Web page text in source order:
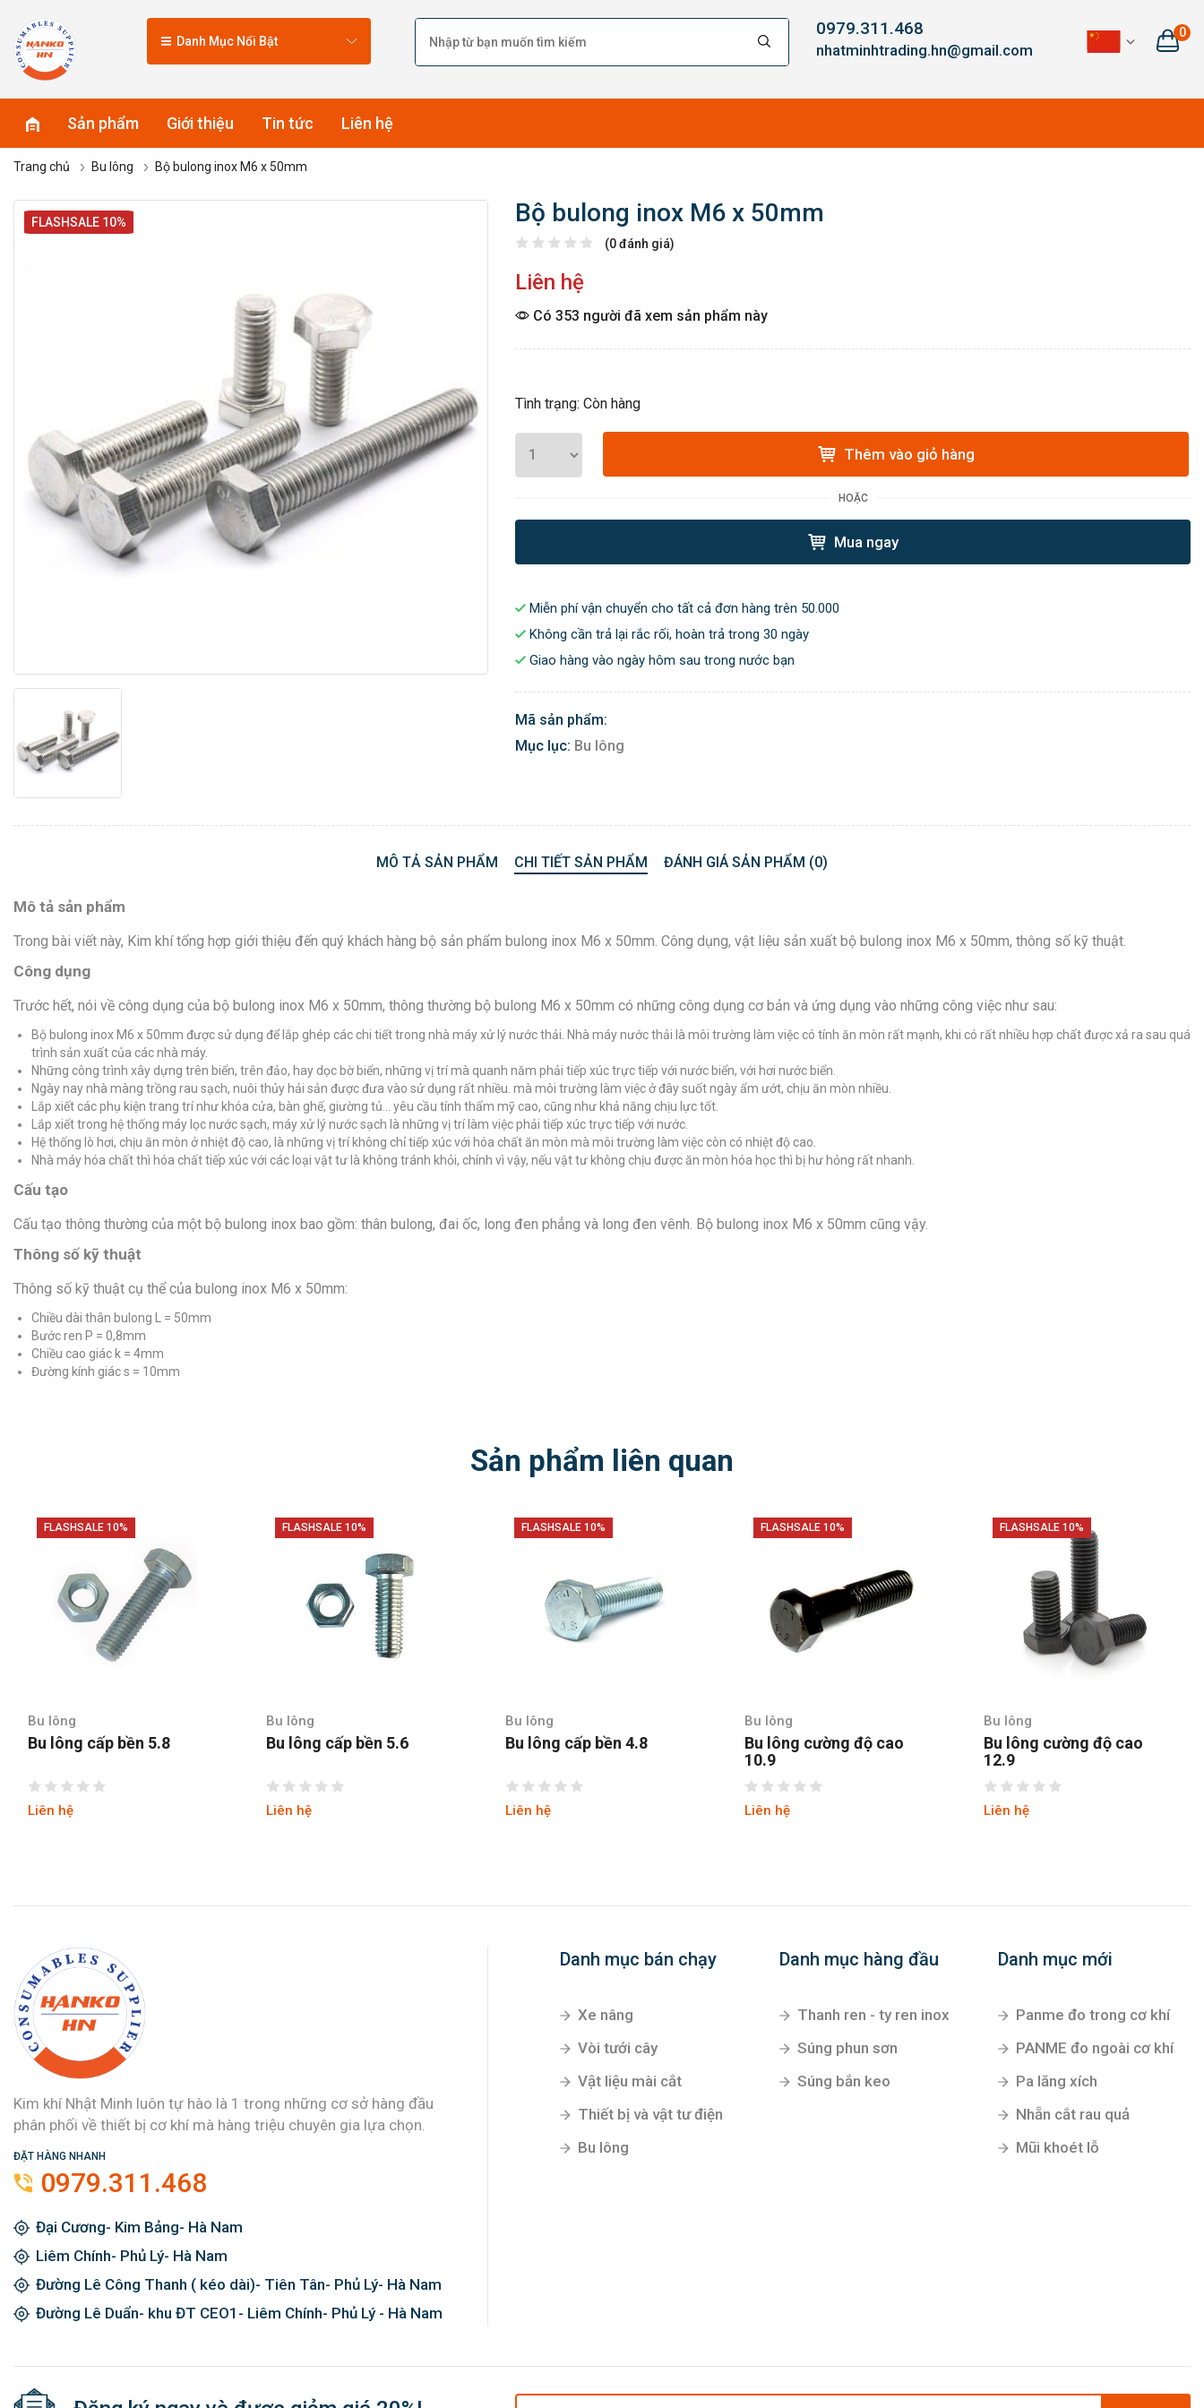
Danh Mục Nổi Bật
0979.311.468
nhatminhtrading.hn@gmail.com
0
Sản phẩm Giới thiệu Tin tức Liên hệ
Trang chủ Bu lông Bộ bulong inox M6 x 50mm
FLASHSALE 10% Bộ bulong inox M6 x 50mm
(0 đánh giá)
Liên hệ
Có 353 người đã xem sản phẩm này
Tình trạng: Còn hàng
Thêm vào giỏ hàng
HOẶC
Mua ngay
Miễn phí vận chuyển cho tất cả đơn hàng trên 50.000
Không cần trả lại rắc rối, hoàn trả trong 30 ngày
Giao hàng vào ngày hôm sau trong nước bạn
Mã sản phẩm:
Mục lục: Bu lông
MÔ TẢ SẢN PHẨM CHI TIẾT SẢN PHẨM ĐÁNH GIÁ SẢN PHẨM (0)
Mô tả sản phẩm
Trong bài viết này, Kim khí tổng hợp giới thiệu đến quý khách hàng bộ sản phẩm bulong inox M6 x 50mm. Công dụng, vật liệu sản xuất bộ bulong inox M6 x 50mm, thông số kỹ thuật.
Công dụng
Trước hết, nói về công dụng của bộ bulong inox M6 x 50mm, thông thường bộ bulong M6 x 50mm có những công dụng cơ bản và ứng dụng vào những công việc như sau:
Bộ bulong inox M6 x 50mm được sử dụng để lắp ghép các chi tiết trong nhà máy xử lý nước thải. Nhà máy nước thải là môi trường làm việc có tính ăn mòn rất mạnh, khi có rất nhiều hợp chất được xả ra sau quá
trình sản xuất của các nhà máy.
Những công trình xây dựng trên biển, trên đảo, hay dọc bờ biển, những vị trí mà quanh năm phải tiếp xúc trực tiếp với nước biển, với hơi nước biển.
Ngày nay nhà màng trồng rau sạch, nuôi thủy hải sản được đưa vào sử dụng rất nhiều. mà môi trường làm việc ở đây suốt ngày ẩm ướt, chịu ăn mòn nhiều.
Lắp xiết các phụ kiện trang trí như khóa cửa, bàn ghế, giường tủ… yêu cầu tính thẩm mỹ cao, cũng như khả năng chịu lực tốt.
Lắp xiết trong hệ thống máy lọc nước sạch, máy xử lý nước sạch là những vị trí làm việc phải tiếp xúc trực tiếp với nước.
Hệ thống lò hơi, chịu ăn mòn ở nhiệt độ cao, là những vị trí không chỉ tiếp xúc với hóa chất ăn mòn mà môi trường làm việc còn có nhiệt độ cao.
Nhà máy hóa chất thì hóa chất tiếp xúc với các loại vật tư là không tránh khỏi, chính vì vậy, nếu vật tư không chịu được ăn mòn hóa học thì bị hư hỏng rất nhanh.
Cấu tạo
Cấu tạo thông thường của một bộ bulong inox bao gồm: thân bulong, đai ốc, long đen phẳng và long đen vênh. Bộ bulong inox M6 x 50mm cũng vậy.
Thông số kỹ thuật
Thông số kỹ thuật cụ thể của bulong inox M6 x 50mm:
Chiều dài thân bulong L = 50mm
Bước ren P = 0,8mm
Chiều cao giác k = 4mm
Đường kính giác s = 10mm
Sản phẩm liên quan
FLASHSALE 10%
Bu lông
Bu lông cấp bền 5.8
Liên hệ
FLASHSALE 10%
Bu lông
Bu lông cấp bền 5.6
Liên hệ
FLASHSALE 10%
Bu lông
Bu lông cấp bền 4.8
Liên hệ
FLASHSALE 10%
Bu lông
Bu lông cường độ cao
10.9
Liên hệ
FLASHSALE 10%
Bu lông
Bu lông cường độ cao
12.9
Liên hệ
Kim khí Nhật Minh luôn tự hào là 1 trong những cơ sở hàng đầu
phân phối về thiết bị cơ khí mà hàng triệu chuyên gia lựa chọn.
ĐẶT HÀNG NHANH
0979.311.468
Đại Cương- Kim Bảng- Hà Nam
Liêm Chính- Phủ Lý- Hà Nam
Đường Lê Công Thanh ( kéo dài)- Tiên Tân- Phủ Lý- Hà Nam
Đường Lê Duẩn- khu ĐT CEO1- Liêm Chính- Phủ Lý - Hà Nam
Danh mục bán chạy
Xe nâng
Vòi tưới cây
Vật liệu mài cắt
Thiết bị và vật tư điện
Bu lông
Danh mục hàng đầu
Thanh ren - ty ren inox
Súng phun sơn
Súng bắn keo
Danh mục mới
Panme đo trong cơ khí
PANME đo ngoài cơ khí
Pa lăng xích
Nhẵn cắt rau quả
Mũi khoét lỗ